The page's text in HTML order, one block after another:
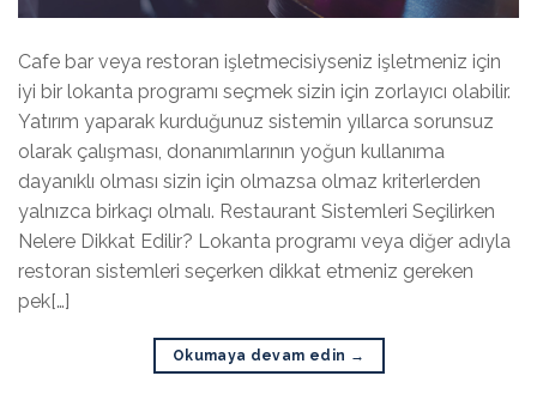
Cafe bar veya restoran işletmecisiyseniz işletmeniz için
iyi bir lokanta programı seçmek sizin için zorlayıcı olabilir.
Yatırım yaparak kurduğunuz sistemin yıllarca sorunsuz
olarak çalışması, donanımlarının yoğun kullanıma
dayanıklı olması sizin için olmazsa olmaz kriterlerden
yalnızca birkaçı olmalı. Restaurant Sistemleri Seçilirken
Nelere Dikkat Edilir? Lokanta programı veya diğer adıyla
restoran sistemleri seçerken dikkat etmeniz gereken
pek[…]
Okumaya devam edin →